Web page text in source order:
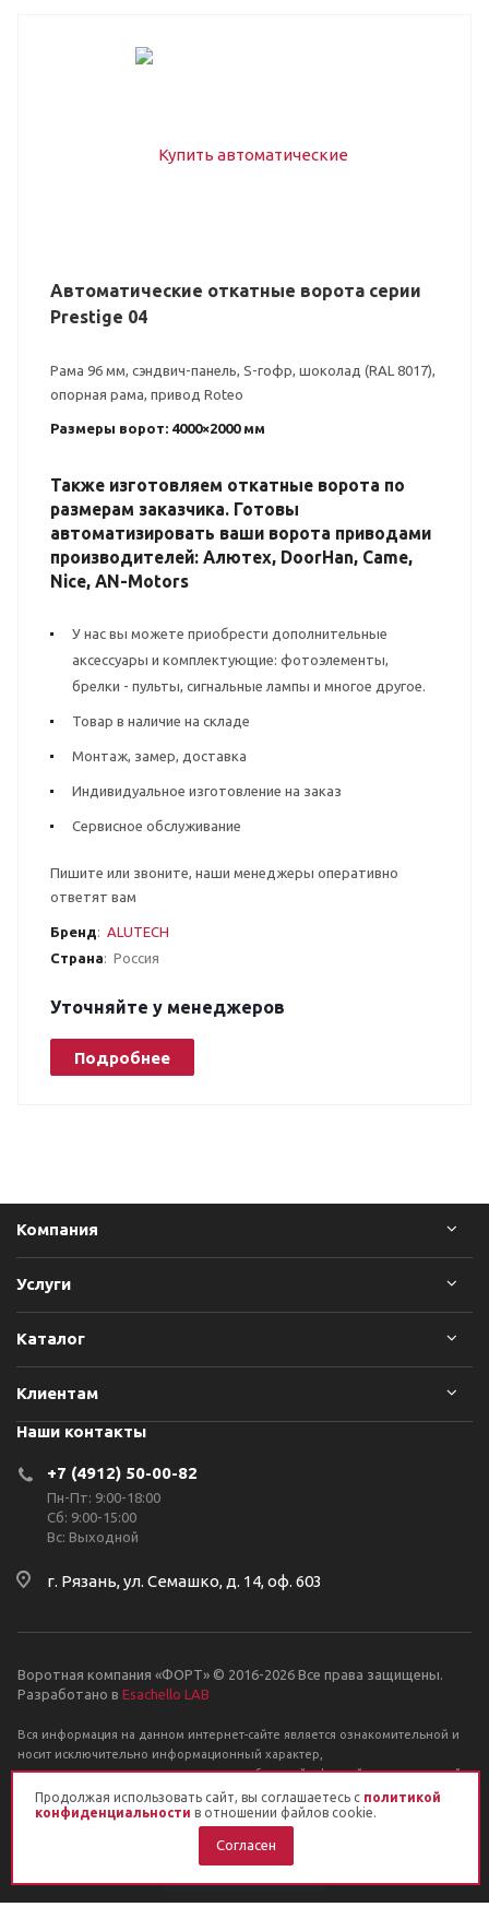
Автоматические откатные ворота серии
Prestige 04
Рама 96 мм, сэндвич-панель, S-гофр, шоколад (RAL 8017),
опорная рама, привод Roteo
Размеры ворот: 4000×2000 мм
Также изготовляем откатные ворота по
размерам заказчика. Готовы
автоматизировать ваши ворота приводами
производителей: Алютех, DoorHan, Came,
Nice, AN-Motors
У нас вы можете приобрести дополнительные
аксессуары и комплектующие: фотоэлементы,
брелки - пульты, сигнальные лампы и многое другое.
Товар в наличие на складе
Монтаж, замер, доставка
Индивидуальное изготовление на заказ
Сервисное обслуживание
Пишите или звоните, наши менеджеры оперативно
ответят вам
Бренд: ALUTECH
Страна: Россия
Уточняйте у менеджеров
Подробнее
Компания
Услуги
Каталог
Клиентам
Наши контакты
+7 (4912) 50-00-82
Пн-Пт: 9:00-18:00
Сб: 9:00-15:00
Вс: Выходной
г. Рязань, ул. Семашко, д. 14, оф. 603
Воротная компания «ФОРТ» © 2016-2026 Все права защищены.
Разработано в Esachello LAB
Вся информация на данном интернет-сайте является ознакомительной и
носит исключительно информационный характер,
и ни при каких условиях не является публичной офертой, определяемой
положениями Статьи 437 Гражданского кодекса РФ.
Продолжая использовать сайт, вы соглашаетесь с политикой
конфиденциальности в отношении файлов cookie.
Согласен